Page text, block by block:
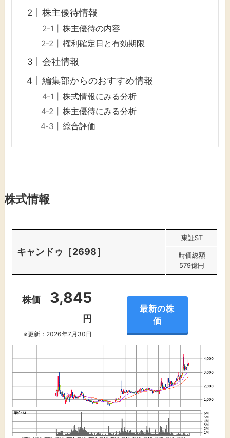
株主優待情報
株主優待の内容
権利確定日と有効期限
会社情報
編集部からのおすすめ情報
株式情報にみる分析
株主優待にみる分析
総合評価
株式情報
キャンドゥ［2698］
東証ST
時価総額
579億円
株価 3,845
円
※更新：2026年7月30日
最新の株
価